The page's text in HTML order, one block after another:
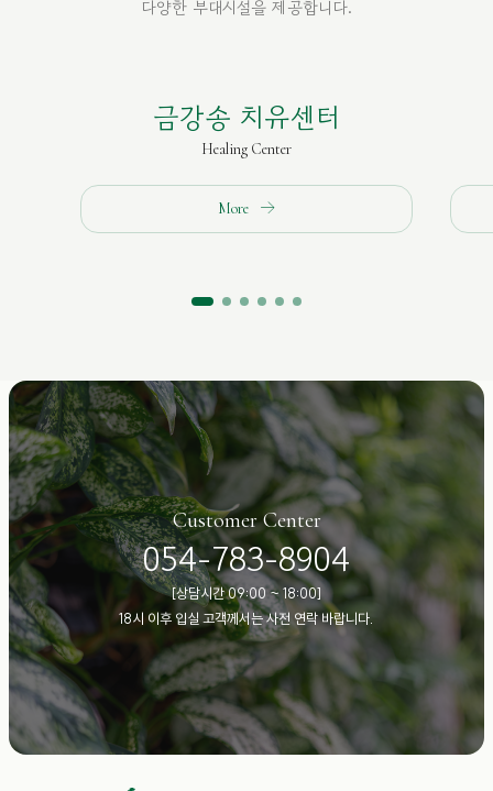
다양한 부대시설을 제공합니다.
금강송 치유센터
Healing Center
More
Customer Center
054-783-8904
[상담시간 09:00 ~ 18:00]
18시 이후 입실 고객께서는 사전 연락 바랍니다.